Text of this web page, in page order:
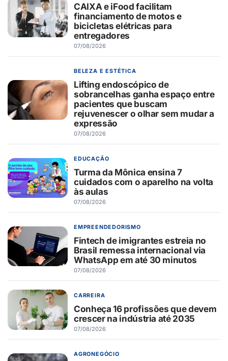
CAIXA e iFood facilitam
financiamento de motos e
bicicletas elétricas para
entregadores
07/08/2026
BELEZA E ESTÉTICA
Lifting endoscópico de
sobrancelhas ganha espaço entre
pacientes que buscam
rejuvenescer o olhar sem mudar a
expressão
07/08/2026
EDUCAÇÃO
Turma da Mônica ensina 7
cuidados com o aparelho na volta
às aulas
07/08/2026
EMPREENDEDORISMO
Fintech de imigrantes estreia no
Brasil remessa internacional via
WhatsApp em até 30 minutos
07/08/2026
CARREIRA
Conheça 16 profissões que devem
crescer na indústria até 2035
07/08/2026
AGRONEGÓCIO